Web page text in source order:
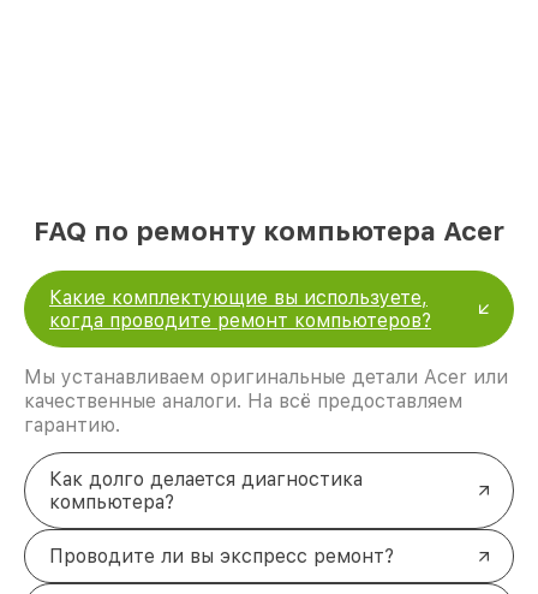
FAQ по ремонту компьютера Acer
Какие комплектующие вы используете,
когда проводите ремонт компьютеров?
Мы устанавливаем оригинальные детали Acer или
качественные аналоги. На всё предоставляем
гарантию.
Как долго делается диагностика
компьютера?
Проводите ли вы экспресс ремонт?